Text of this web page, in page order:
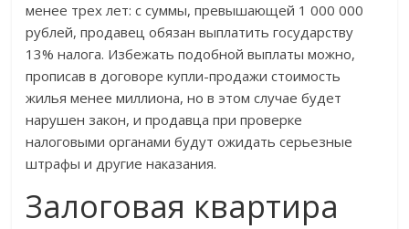
менее трех лет: с суммы, превышающей 1 000 000
рублей, продавец обязан выплатить государству
13% налога. Избежать подобной выплаты можно,
прописав в договоре купли-продажи стоимость
жилья менее миллиона, но в этом случае будет
нарушен закон, и продавца при проверке
налоговыми органами будут ожидать серьезные
штрафы и другие наказания.
Залоговая квартира